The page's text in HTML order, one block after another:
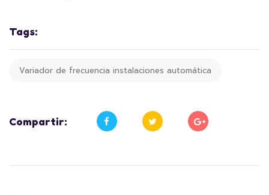
Tags:
Variador de frecuencia instalaciones automática
Compartir: